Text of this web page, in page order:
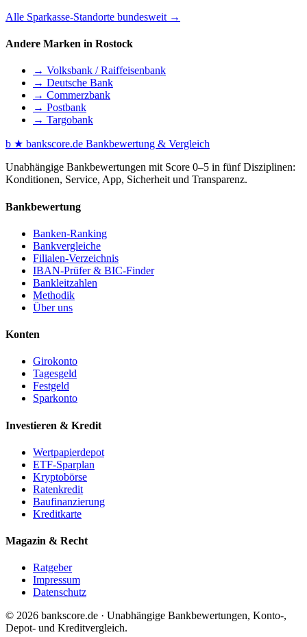
Alle Sparkasse-Standorte bundesweit →
Andere Marken in Rostock
→ Volksbank / Raiffeisenbank
→ Deutsche Bank
→ Commerzbank
→ Postbank
→ Targobank
b ★ bankscore.de Bankbewertung & Vergleich
Unabhängige Bankbewertungen mit Score 0–5 in fünf Disziplinen:
Konditionen, Service, App, Sicherheit und Transparenz.
Bankbewertung
Banken-Ranking
Bankvergleiche
Filialen-Verzeichnis
IBAN-Prüfer & BIC-Finder
Bankleitzahlen
Methodik
Über uns
Konten
Girokonto
Tagesgeld
Festgeld
Sparkonto
Investieren & Kredit
Wertpapierdepot
ETF-Sparplan
Kryptobörse
Ratenkredit
Baufinanzierung
Kreditkarte
Magazin & Recht
Ratgeber
Impressum
Datenschutz
© 2026 bankscore.de · Unabhängige Bankbewertungen, Konto-,
Depot- und Kreditvergleich.